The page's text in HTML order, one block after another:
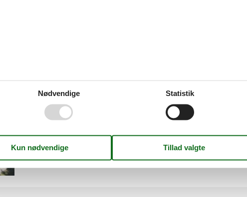
Glæd dig til et skønt ophold sammen med familie eller venner i et
helt rigtige sommerhus her på siden.
Nødvendige Statistik